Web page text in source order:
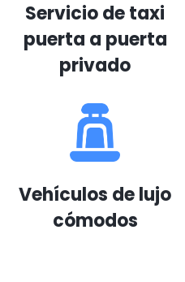
Servicio de taxi
puerta a puerta
privado
Vehículos de lujo
cómodos